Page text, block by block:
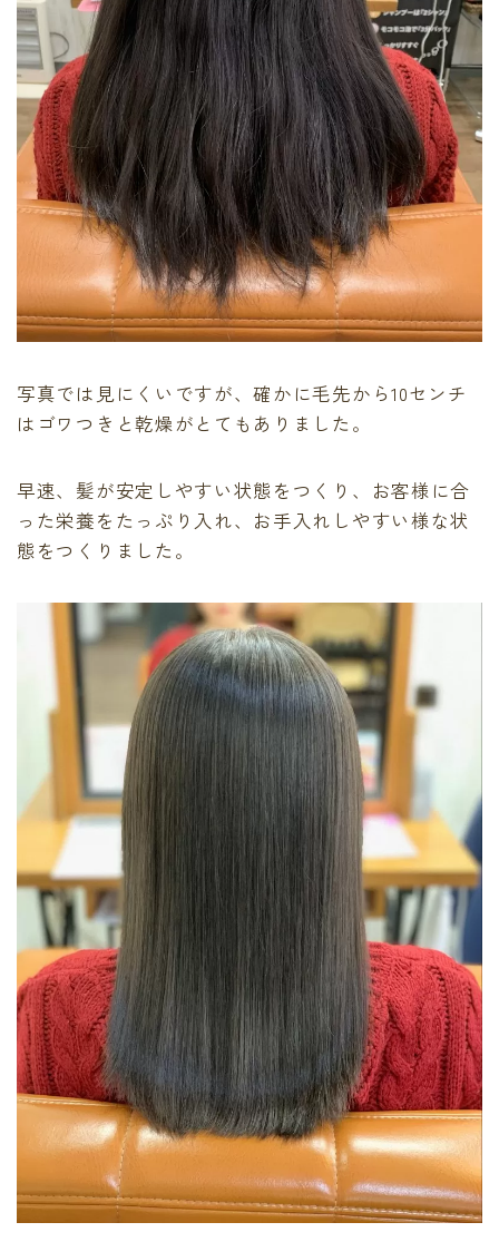
写真では見にくいですが、確かに毛先から10センチ
はゴワつきと乾燥がとてもありました。
早速、髪が安定しやすい状態をつくり、お客様に合
った栄養をたっぷり入れ、お手入れしやすい様な状
態をつくりました。